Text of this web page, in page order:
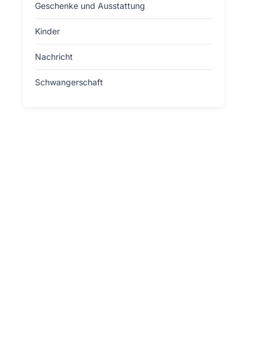
Geschenke und Ausstattung
Kinder
Nachricht
Schwangerschaft